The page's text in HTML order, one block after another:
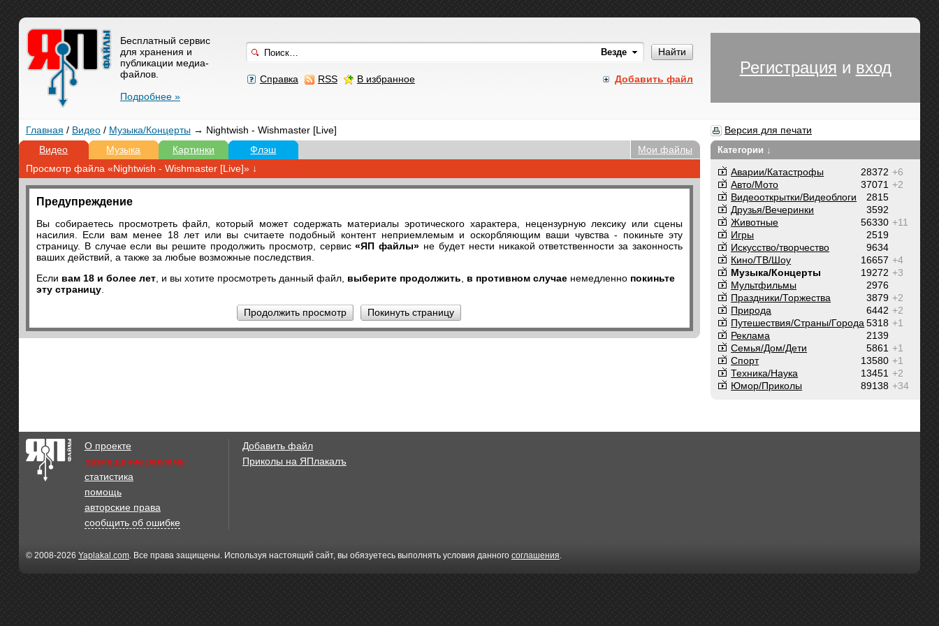
Найти
Добавить файл
Справка RSS В избранное
Бесплатный сервис
для хранения и
публикации медиа-
файлов.
Подробнее »
Регистрация и вход
Главная / Видео/ Музыка/Концерты→ Nightwish - Wishmaster [Live]
Версия для печати
Видео
Музыка Картинки Флэш
Мои файлы
Просмотр файла «Nightwish - Wishmaster [Live]» ↓
Предупреждение
Вы собираетесь просмотреть файл, который может содержать материалы эротического характера, нецензурную лексику или сцены
насилия. Если вам менее 18 лет или вы считаете подобный контент неприемлемым и оскорбляющим ваши чувства - покиньте эту
страницу. В случае если вы решите продолжить просмотр, сервис«ЯП файлы» не будет нести никакой ответственности за законность
ваших действий, а также за любые возможные последствия.
Если вам 18 и более лет, и вы хотите просмотреть данный файл, выберите продолжить в противном случаенемедленно покиньте
эту страницу.
Продолжить просмотр Покинуть страницу
Категории ↓
+6
28372
Аварии/Катастрофы
+2
37071
Авто/Мото
2815
Видеооткрытки/Видеоблоги
3592
Друзья/Вечеринки
+11
56330
Животные
2519
Игры
9634
Искусство/творчество
+4
16657
Кино/ТВ/Шоу
+3
19272
Музыка/Концерты
2976
Мультфильмы
+2
3879
Праздники/Торжества
+2
6442
Природа
+1
5318
Путешествия/Cтраны/Города
2139
Реклама
+1
5861
Семья/Дом/Дети
+1
13580
Спорт
+2
13451
Техника/Наука
+34
89138
Юмор/Приколы
О проекте
размещение рекламы
статистика
помощь
авторские права
сообщить об ошибке
Добавить файл
Приколы на ЯПлакалъ
© 2008-2026 Yaplakal.com. Все права защищены. Используя настоящий сайт, вы обязуетесь выполнять условия данного соглашения.